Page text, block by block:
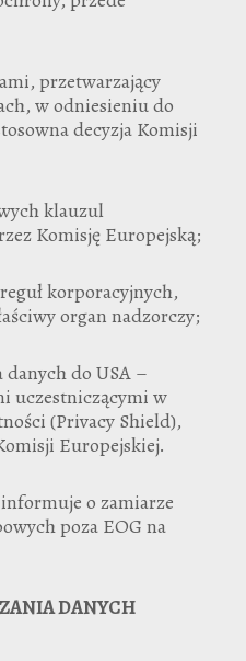
przetwarzający
w odniesieniu do
decyzja Komisji
klauzul
Komisję Europejską;
korporacyjnych,
organ nadzorczy;
do USA –
uczestniczącymi w
(Privacy Shield),
Europejskiej.
o zamiarze
poza EOG na
DANYCH